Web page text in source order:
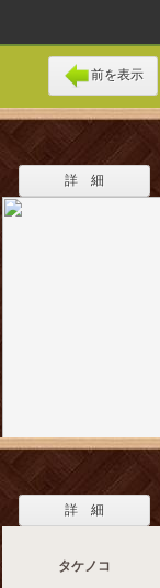
前を表示
詳 細
詳 細
タケノコ